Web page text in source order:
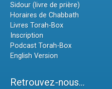
Sidour (livre de prière)
Horaires de Chabbath
Livres Torah-Box
Inscription
Podcast Torah-Box
English Version
Retrouvez-nous...